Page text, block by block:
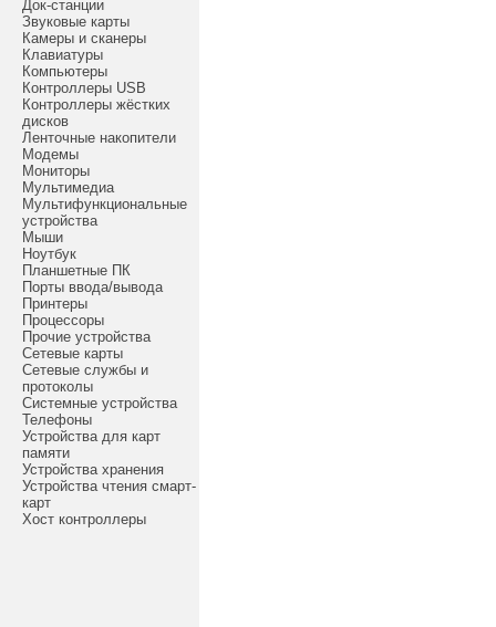
Док-станции
Звуковые карты
Камеры и сканеры
Клавиатуры
Компьютеры
Контроллеры USB
Контроллеры жёстких
дисков
Ленточные накопители
Модемы
Мониторы
Мультимедиа
Мультифункциональные
устройства
Мыши
Ноутбук
Планшетные ПК
Порты ввода/вывода
Принтеры
Процессоры
Прочие устройства
Сетевые карты
Сетевые службы и
протоколы
Системные устройства
Телефоны
Устройства для карт
памяти
Устройства хранения
Устройства чтения смарт-
карт
Хост контроллеры